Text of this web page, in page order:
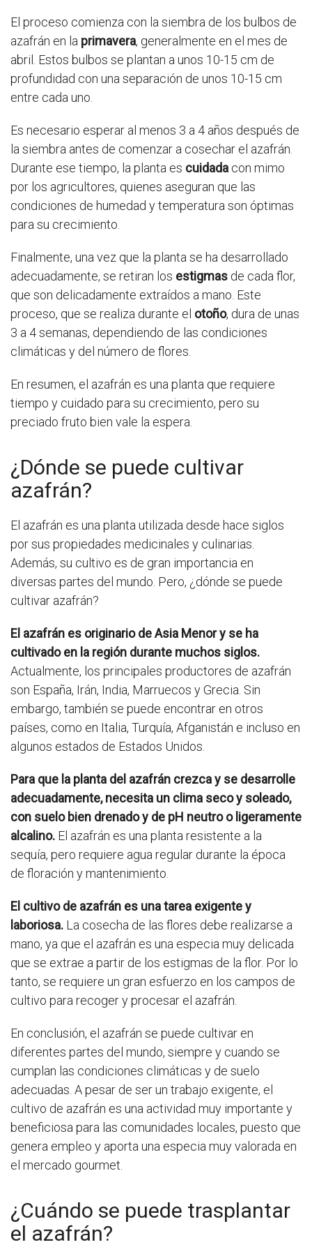
El proceso comienza con la siembra de los bulbos de
azafrán en la primavera, generalmente en el mes de
abril. Estos bulbos se plantan a unos 10-15 cm de
profundidad con una separación de unos 10-15 cm
entre cada uno.
Es necesario esperar al menos 3 a 4 años después de
la siembra antes de comenzar a cosechar el azafrán.
Durante ese tiempo, la planta es cuidada con mimo
por los agricultores, quienes aseguran que las
condiciones de humedad y temperatura son óptimas
para su crecimiento.
Finalmente, una vez que la planta se ha desarrollado
adecuadamente, se retiran los estigmas de cada flor,
que son delicadamente extraídos a mano. Este
proceso, que se realiza durante el otoño, dura de unas
3 a 4 semanas, dependiendo de las condiciones
climáticas y del número de flores.
En resumen, el azafrán es una planta que requiere
tiempo y cuidado para su crecimiento, pero su
preciado fruto bien vale la espera.
¿Dónde se puede cultivar
azafrán?
El azafrán es una planta utilizada desde hace siglos
por sus propiedades medicinales y culinarias.
Además, su cultivo es de gran importancia en
diversas partes del mundo. Pero, ¿dónde se puede
cultivar azafrán?
El azafrán es originario de Asia Menor y se ha
cultivado en la región durante muchos siglos.
Actualmente, los principales productores de azafrán
son España, Irán, India, Marruecos y Grecia. Sin
embargo, también se puede encontrar en otros
países, como en Italia, Turquía, Afganistán e incluso en
algunos estados de Estados Unidos.
Para que la planta del azafrán crezca y se desarrolle
adecuadamente, necesita un clima seco y soleado,
con suelo bien drenado y de pH neutro o ligeramente
alcalino. El azafrán es una planta resistente a la
sequía, pero requiere agua regular durante la época
de floración y mantenimiento.
El cultivo de azafrán es una tarea exigente y
laboriosa. La cosecha de las flores debe realizarse a
mano, ya que el azafrán es una especia muy delicada
que se extrae a partir de los estigmas de la flor. Por lo
tanto, se requiere un gran esfuerzo en los campos de
cultivo para recoger y procesar el azafrán.
En conclusión, el azafrán se puede cultivar en
diferentes partes del mundo, siempre y cuando se
cumplan las condiciones climáticas y de suelo
adecuadas. A pesar de ser un trabajo exigente, el
cultivo de azafrán es una actividad muy importante y
beneficiosa para las comunidades locales, puesto que
genera empleo y aporta una especia muy valorada en
el mercado gourmet.
¿Cuándo se puede trasplantar
el azafrán?